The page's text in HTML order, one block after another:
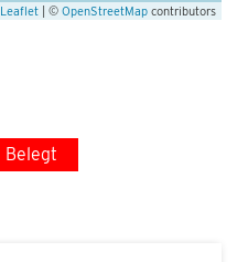
Leaflet | ©OpenStreetMap contributors
Belegt